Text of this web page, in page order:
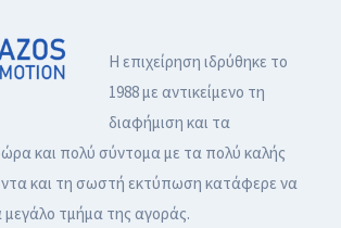
Η επιχείρηση ιδρύθηκε το
1988 με αντικείμενο τη
διαφήμιση και τα
και πολύ σύντομα με τα πολύ καλής
και τη σωστή εκτύπωση κατάφερε να
μεγάλο τμήμα της αγοράς.